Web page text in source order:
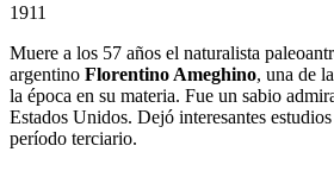
1911
Muere a los 57 años el naturalista
argentino Florentino Ameghino, una de
la época en su materia. Fue un sabio
Estados Unidos. Dejó interesantes
período terciario.